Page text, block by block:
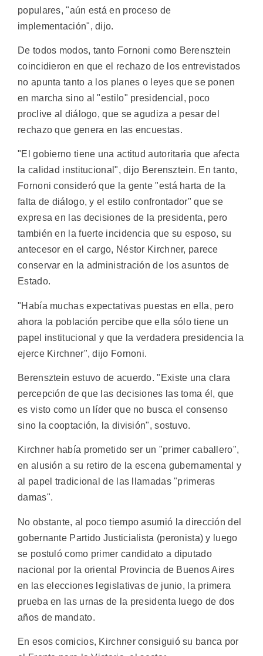
populares, "aún está en proceso de
implementación", dijo.
De todos modos, tanto Fornoni como Berensztein
coincidieron en que el rechazo de los entrevistados
no apunta tanto a los planes o leyes que se ponen
en marcha sino al "estilo" presidencial, poco
proclive al diálogo, que se agudiza a pesar del
rechazo que genera en las encuestas.
"El gobierno tiene una actitud autoritaria que afecta
la calidad institucional", dijo Berensztein. En tanto,
Fornoni consideró que la gente "está harta de la
falta de diálogo, y el estilo confrontador" que se
expresa en las decisiones de la presidenta, pero
también en la fuerte incidencia que su esposo, su
antecesor en el cargo, Néstor Kirchner, parece
conservar en la administración de los asuntos de
Estado.
"Había muchas expectativas puestas en ella, pero
ahora la población percibe que ella sólo tiene un
papel institucional y que la verdadera presidencia la
ejerce Kirchner", dijo Fornoni.
Berensztein estuvo de acuerdo. "Existe una clara
percepción de que las decisiones las toma él, que
es visto como un líder que no busca el consenso
sino la cooptación, la división", sostuvo.
Kirchner había prometido ser un "primer caballero",
en alusión a su retiro de la escena gubernamental y
al papel tradicional de las llamadas "primeras
damas".
No obstante, al poco tiempo asumió la dirección del
gobernante Partido Justicialista (peronista) y luego
se postuló como primer candidato a diputado
nacional por la oriental Provincia de Buenos Aires
en las elecciones legislativas de junio, la primera
prueba en las urnas de la presidenta luego de dos
años de mandato.
En esos comicios, Kirchner consiguió su banca por